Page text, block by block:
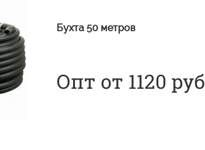
Бухта 50 метров
Опт от 1120